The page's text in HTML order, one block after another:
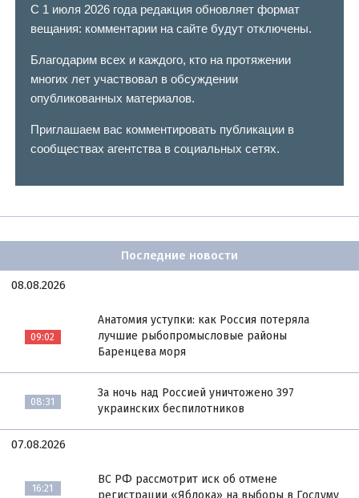
С 1 июля 2026 года редакция обновляет формат
вещания: комментарии на сайте будут отключены.
Благодарим всех и каждого, кто на протяжении
многих лет участвовал в обсуждении
опубликованных материалов.
Приглашаем вас комментировать публикации в
сообществах агентства в социальных сетях.
Последние новости
08.08.2026
09:02
Анатомия уступки: как Россия потеряла
лучшие рыбопромысловые районы
Баренцева моря
08:31
За ночь над Россией уничтожено 397
украинских беспилотников
07.08.2026
16:21
ВС РФ рассмотрит иск об отмене
регистрации «Яблока» на выборы в Госдуму